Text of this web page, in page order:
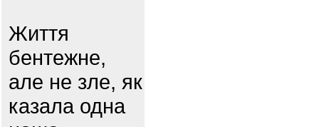
Життя
бентежне,
але не зле, як
казала одна